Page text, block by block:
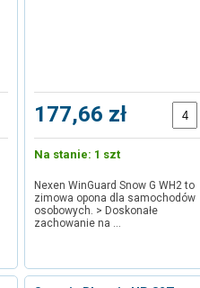
177,66 zł
Na stanie: 1 szt
Nexen WinGuard Snow G WH2 to
zimowa opona dla samochodów
osobowych. > Doskonałe
zachowanie na …